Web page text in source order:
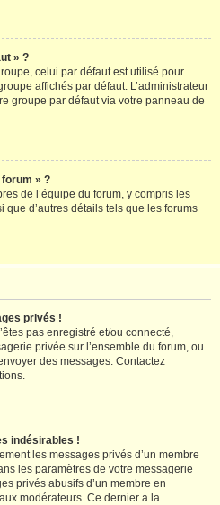
» ?
celui par défaut est utilisé pour
affichés par défaut. L’administrateur
groupe par défaut via votre panneau de
forum » ?
de l’équipe du forum, y compris les
d’autres détails tels que les forums
privés !
pas enregistré et/ou connecté,
privée sur l’ensemble du forum, ou
des messages. Contactez
indésirables !
les messages privés d’un membre
les paramètres de votre messagerie
privés abusifs d’un membre en
modérateurs. Ce dernier a la